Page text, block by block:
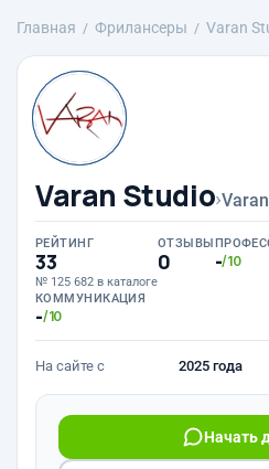
Главная Фрилансеры Varan
Varan Studio›
РЕЙТИНГ
33
№ 125 682 в каталоге
ОТЗЫВЫ
0 -/10
КОММУНИКАЦИЯ
-/10
На сайте с 2025 года
Начать